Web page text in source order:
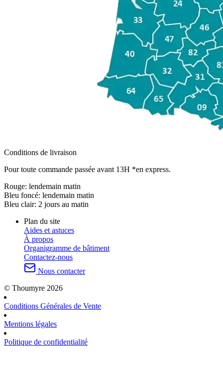
Conditions de livraison
Pour toute commande passée avant 13H *en express.
Rouge: lendemain matin
Bleu foncé: lendemain matin
Bleu clair: 2 jours au matin
Plan du site
Aides et astuces
À propos
Organigramme de bâtiment
Contactez-nous
Nous contacter
© Thoumyre 2026
Conditions Générales de Vente
Mentions légales
Politique de confidentialité